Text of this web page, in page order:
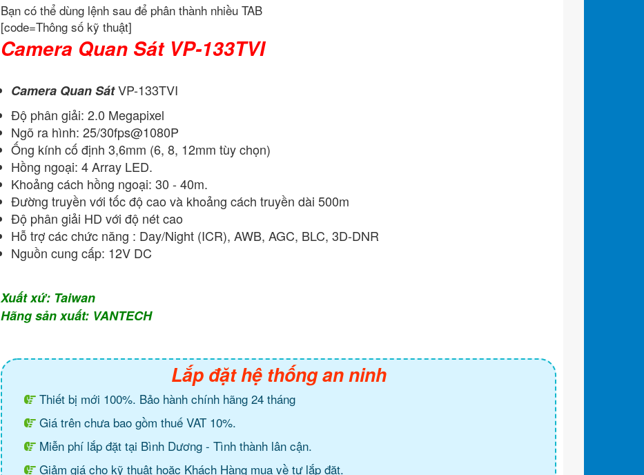
Bạn có thể dùng lệnh sau để phân thành nhiều TAB
[code=Thông số kỹ thuật]
Camera Quan Sát VP-133TVI
Camera Quan SátVP-133TVI
Độ phân giải: 2.0 Megapixel
Ngõ ra hình: 25/30fps@1080P
Ống kính cố định 3,6mm (6, 8, 12mm tùy chọn)
Hồng ngoại: 4 Array LED.
Khoảng cách hồng ngoại: 30 - 40m.
Đường truyền với tốc độ cao và khoảng cách truyền dài 500m
Độ phân giải HD với độ nét cao
Hỗ trợ các chức năng : Day/Night (ICR), AWB, AGC, BLC, 3D-DNR
Nguồn cung cấp: 12V DC
Xuất xứ: Taiwan
Hãng sản xuất: VANTECH
Lắp đặt hệ thống an ninh
Thiết bị mới 100%. Bảo hành chính hãng 24 tháng
Giá trên chưa bao gồm thuế VAT 10%.
Miễn phí lắp đặt tại Bình Dương - Tình thành lân cận.
Giảm giá cho kỹ thuật hoặc Khách Hàng mua về tự lắp đặt.